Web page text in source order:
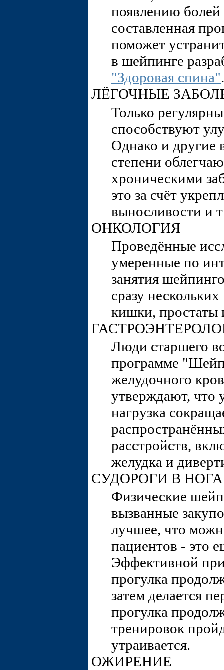
появлению
составленная
поможет
в шейпинге
"Здоровая спина".
ЛЁГОЧНЫЕ
Только
способствуют
Однако и другие
степени
хроническими
это за счёт
выносливости и
ОНКОЛОГИЯ
Проведённые
умеренные по
занятия
сразу
кишки, простаты
Люди старшего
программе
желудочного
утверждают, что
нагрузка
расстройств,
желудка и
СУДОРОГИ В
Физические
вызванные
лучшее, что
пациентов - это
Эффективной
прогулка
затем делается
прогулка
тренировок
утраивается.
ОЖИРЕНИЕ